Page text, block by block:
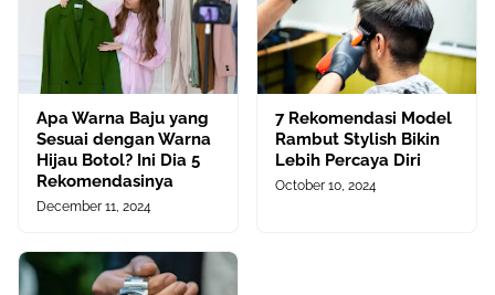
Apa Warna Baju yang
Sesuai dengan Warna
Hijau Botol? Ini Dia 5
Rekomendasinya
December 11, 2024
7 Rekomendasi Model
Rambut Stylish Bikin
Lebih Percaya Diri
October 10, 2024